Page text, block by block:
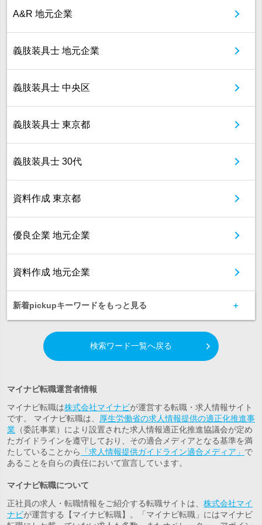
A&R 地元企業
義肢装具士 地元企業
義肢装具士 中央区
義肢装具士 東京都
義肢装具士 30代
資料作成 東京都
優良企業 地元企業
資料作成 地元企業
新着pickupキーワードをもっと見る
検索ワード一覧へ戻る
マイナビ転職運営者情報
マイナビ転職は株式会社マイナビが運営する転職・求人情報サイト
です。 マイナビ転職は、
厚生労働省の求人情報提供の適正化推進事
業 （委託事業）により設置された求人情報適正化推進協議会が定め
たガイドラインを遵守しており、その適合メディアとなる基準を満
たしていることから
「求人情報提供ガイドライン適合メディア」 で
あることを自らの責任において宣言しています。
マイナビ転職について
正社員の求人・転職情報をご紹介する転職サイトは、 株式会社マイ
ナビが運営する【マイナビ転職】。「マイナビ転職」にはマイナビ